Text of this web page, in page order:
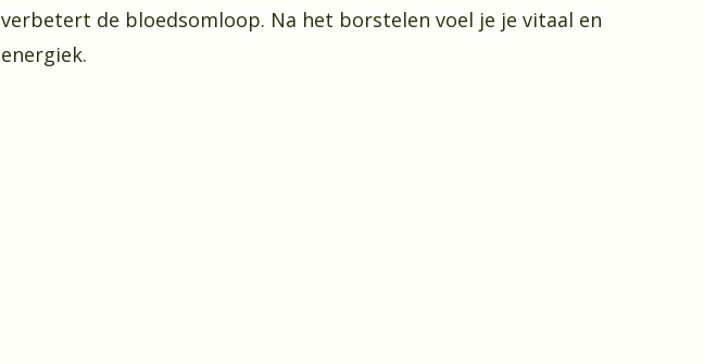
verbetert de bloedsomloop. Na het borstelen voel je je vitaal en
energiek.